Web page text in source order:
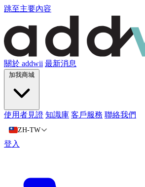
跳至主要內容
關於 addwii 最新消息
加我商城
使用者見證 知識庫 客戶服務 聯絡我們
ZH-TW
登入